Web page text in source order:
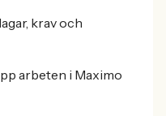
krav och
arbeten i Maximo